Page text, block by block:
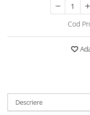
Cod
Descriere